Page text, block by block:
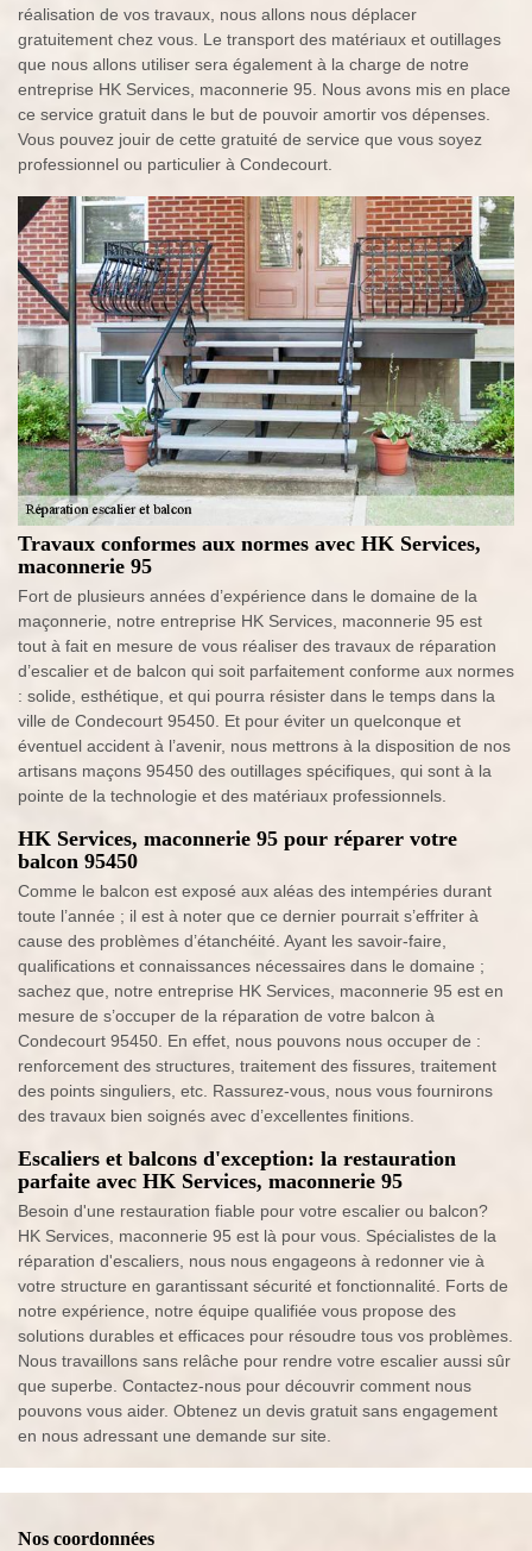
réalisation de vos travaux, nous allons nous déplacer
gratuitement chez vous. Le transport des matériaux et outillages
que nous allons utiliser sera également à la charge de notre
entreprise HK Services, maconnerie 95. Nous avons mis en place
ce service gratuit dans le but de pouvoir amortir vos dépenses.
Vous pouvez jouir de cette gratuité de service que vous soyez
professionnel ou particulier à Condecourt.
Travaux conformes aux normes avec HK Services,
maconnerie 95
Fort de plusieurs années d’expérience dans le domaine de la
maçonnerie, notre entreprise HK Services, maconnerie 95 est
tout à fait en mesure de vous réaliser des travaux de réparation
d’escalier et de balcon qui soit parfaitement conforme aux normes
: solide, esthétique, et qui pourra résister dans le temps dans la
ville de Condecourt 95450. Et pour éviter un quelconque et
éventuel accident à l’avenir, nous mettrons à la disposition de nos
artisans maçons 95450 des outillages spécifiques, qui sont à la
pointe de la technologie et des matériaux professionnels.
HK Services, maconnerie 95 pour réparer votre
balcon 95450
Comme le balcon est exposé aux aléas des intempéries durant
toute l’année ; il est à noter que ce dernier pourrait s’effriter à
cause des problèmes d’étanchéité. Ayant les savoir-faire,
qualifications et connaissances nécessaires dans le domaine ;
sachez que, notre entreprise HK Services, maconnerie 95 est en
mesure de s’occuper de la réparation de votre balcon à
Condecourt 95450. En effet, nous pouvons nous occuper de :
renforcement des structures, traitement des fissures, traitement
des points singuliers, etc. Rassurez-vous, nous vous fournirons
des travaux bien soignés avec d’excellentes finitions.
Escaliers et balcons d'exception: la restauration
parfaite avec HK Services, maconnerie 95
Besoin d'une restauration fiable pour votre escalier ou balcon?
HK Services, maconnerie 95 est là pour vous. Spécialistes de la
réparation d'escaliers, nous nous engageons à redonner vie à
votre structure en garantissant sécurité et fonctionnalité. Forts de
notre expérience, notre équipe qualifiée vous propose des
solutions durables et efficaces pour résoudre tous vos problèmes.
Nous travaillons sans relâche pour rendre votre escalier aussi sûr
que superbe. Contactez-nous pour découvrir comment nous
pouvons vous aider. Obtenez un devis gratuit sans engagement
en nous adressant une demande sur site.
Nos coordonnées